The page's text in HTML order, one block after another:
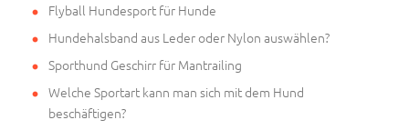
Flyball Hundesport für Hunde
Hundehalsband aus Leder oder Nylon auswählen?
Sporthund Geschirr für Mantrailing
Welche Sportart kann man sich mit dem Hund
beschäftigen?